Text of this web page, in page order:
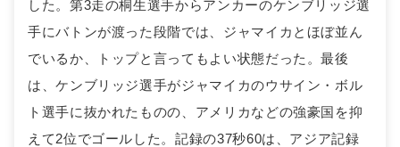
した。第3走の桐生選手からアンカーのケンブリッジ選
手にバトンが渡った段階では、ジャマイカとほぼ並ん
でいるか、トップと言ってもよい状態だった。最後
は、ケンブリッジ選手がジャマイカのウサイン・ボル
ト選手に抜かれたものの、アメリカなどの強豪国を抑
えて2位でゴールした。記録の37秒60は、アジア記録